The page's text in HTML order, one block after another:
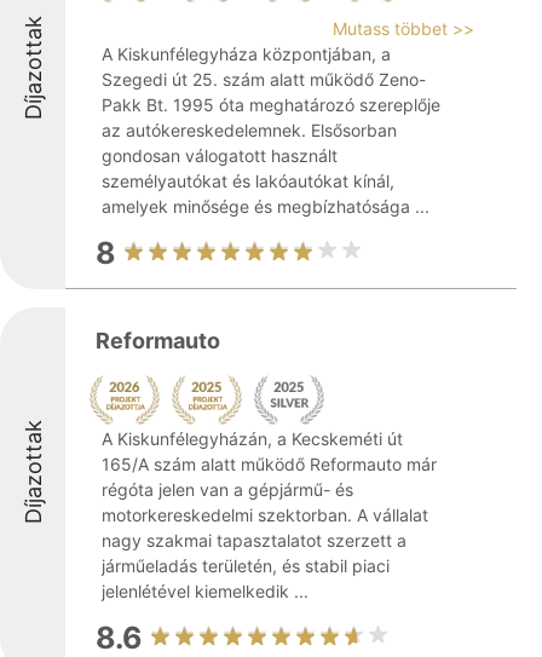
Díjazottak
Mutass többet >>
A Kiskunfélegyháza központjában, a
Szegedi út 25. szám alatt működő Zeno-
Pakk Bt. 1995 óta meghatározó szereplője
az autókereskedelemnek. Elsősorban
gondosan válogatott használt
személyautókat és lakóautókat kínál,
amelyek minősége és megbízhatósága ...
8
Díjazottak
Reformauto
A Kiskunfélegyházán, a Kecskeméti út
165/A szám alatt működő Reformauto már
régóta jelen van a gépjármű- és
motorkereskedelmi szektorban. A vállalat
nagy szakmai tapasztalatot szerzett a
járműeladás területén, és stabil piaci
jelenlétével kiemelkedik ...
8.6